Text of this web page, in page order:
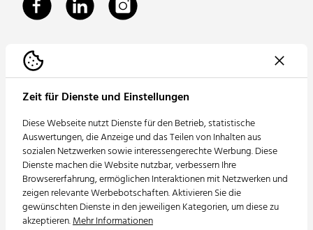
Zeit für Dienste und Einstellungen
Diese Webseite nutzt Dienste für den Betrieb, statistische
Auswertungen, die Anzeige und das Teilen von Inhalten aus
sozialen Netzwerken sowie interessengerechte Werbung. Diese
Dienste machen die Website nutzbar, verbessern Ihre
Browsererfahrung, ermöglichen Interaktionen mit Netzwerken und
zeigen relevante Werbebotschaften. Aktivieren Sie die
gewünschten Dienste in den jeweiligen Kategorien, um diese zu
akzeptieren.Mehr Informationen
Unternehmen
Über uns
Unsere Geschichte
Unsere Vision
Unser Netzwerk
Unsere Zertifizierungen
Sanitär
Heizung | Kälte
Lüftung
Elektrotechnik | Lichtdesign
Informationstechnik |